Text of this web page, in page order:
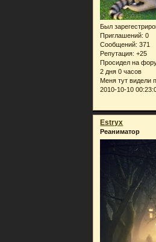
Был
Приглашений: 0
Сообщений: 371
Репутация: +25
Просидел на
2 дня 0 часов
Меня тут видели
2010-10-10
Estryx
Реаниматор